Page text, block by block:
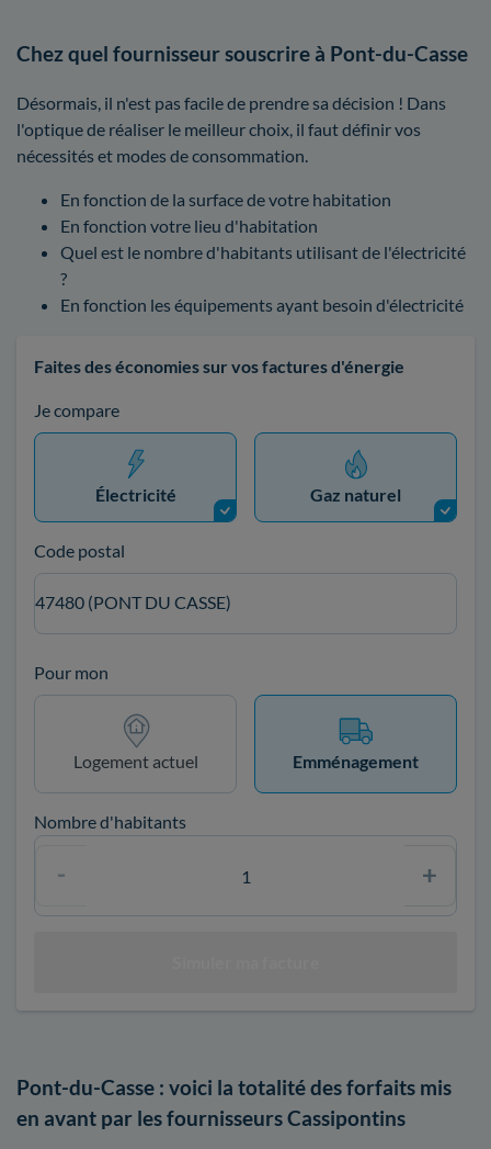
Chez quel fournisseur souscrire à Pont-du-Casse
Désormais, il n'est pas facile de prendre sa décision ! Dans
l'optique de réaliser le meilleur choix, il faut définir vos
nécessités et modes de consommation.
En fonction de la surface de votre habitation
En fonction votre lieu d'habitation
Quel est le nombre d'habitants utilisant de l'électricité
?
En fonction les équipements ayant besoin d'électricité
Faites des économies sur vos factures d'énergie
Je compare
Électricité Gaz naturel
Code postal
47480 (PONT DU CASSE)
Pour mon
Logement actuel Emménagement
Nombre d'habitants
Pont-du-Casse : voici la totalité des forfaits mis
en avant par les fournisseurs Cassipontins